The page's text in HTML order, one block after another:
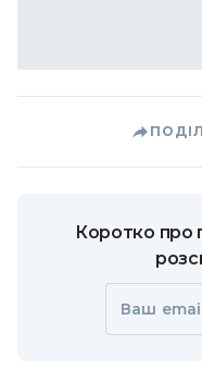
Коротко про
Ваш email